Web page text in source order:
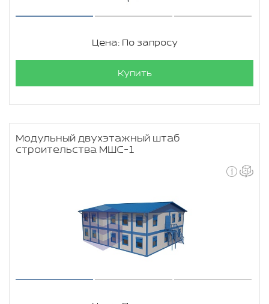
Цена: По запросу
Купить
Модульный двухэтажный штаб
строительства МШС-1